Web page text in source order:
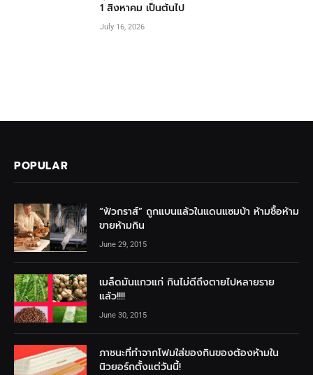
1 สิงหาคม เป็นต้นไป
July 16, 2026
POPULAR
“ฟัวกราส์” ถูกแบนแล้วในแดนแซมบ้า ห้ามซื้อห้าม
ขายห้ามกิน
June 29, 2015
เมล็ดมันแกวแก่ กินไม่ดีถึงตายไปหลายราย
แล้ว!!!!
June 30, 2015
ภาชนะที่ทำจากโฟมใส่ของกินของต้องห้ามใน
นิวยอร์กตั้งแต่วันนี้!